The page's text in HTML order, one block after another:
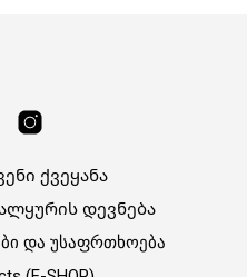
ქვეყანა
დევნება
და უსაფრთხოება